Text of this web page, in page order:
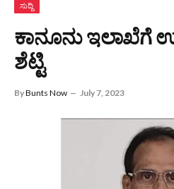
ಸುದ್ದಿ
ಕಾನೂನು
ಶೆಟ್ಟಿ
ByBunts Now July 7, 2023